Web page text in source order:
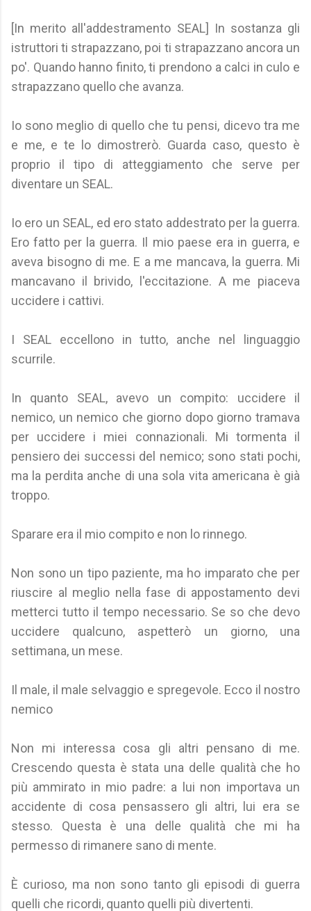
[In merito all'addestramento SEAL] In sostanza gli
istruttori ti strapazzano, poi ti strapazzano ancora un
po'. Quando hanno finito, ti prendono a calci in culo e
strapazzano quello che avanza.
Io sono meglio di quello che tu pensi, dicevo tra me
e me, e te lo dimostrerò. Guarda caso, questo è
proprio il tipo di atteggiamento che serve per
diventare un SEAL.
Io ero un SEAL, ed ero stato addestrato per la guerra.
Ero fatto per la guerra. Il mio paese era in guerra, e
aveva bisogno di me. E a me mancava, la guerra. Mi
mancavano il brivido, l'eccitazione. A me piaceva
uccidere i cattivi.
I SEAL eccellono in tutto, anche nel linguaggio
scurrile.
In quanto SEAL, avevo un compito: uccidere il
nemico, un nemico che giorno dopo giorno tramava
per uccidere i miei connazionali. Mi tormenta il
pensiero dei successi del nemico; sono stati pochi,
ma la perdita anche di una sola vita americana è già
troppo.
Sparare era il mio compito e non lo rinnego.
Non sono un tipo paziente, ma ho imparato che per
riuscire al meglio nella fase di appostamento devi
metterci tutto il tempo necessario. Se so che devo
uccidere qualcuno, aspetterò un giorno, una
settimana, un mese.
Il male, il male selvaggio e spregevole. Ecco il nostro
nemico
Non mi interessa cosa gli altri pensano di me.
Crescendo questa è stata una delle qualità che ho
più ammirato in mio padre: a lui non importava un
accidente di cosa pensassero gli altri, lui era se
stesso. Questa è una delle qualità che mi ha
permesso di rimanere sano di mente.
È curioso, ma non sono tanto gli episodi di guerra
quelli che ricordi, quanto quelli più divertenti.